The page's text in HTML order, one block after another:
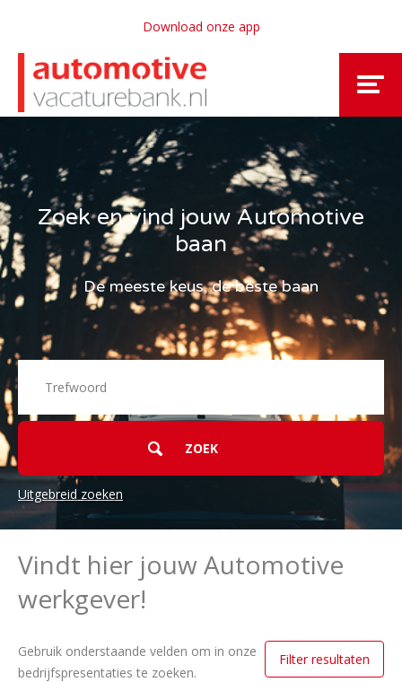
Download onze app
Zoek en vind jouw Automotive
baan
De meeste keus, de beste baan
Uitgebreid zoeken
Vindt hier jouw Automotive
werkgever!
Filter resultaten
Gebruik onderstaande velden om in onze
bedrijfspresentaties te zoeken.